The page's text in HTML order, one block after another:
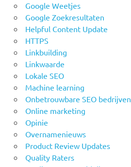
Google Weetjes
Google Zoekresultaten
Helpful Content Update
HTTPS
Linkbuilding
Linkwaarde
Lokale SEO
Machine learning
Onbetrouwbare SEO bedrijven
Online marketing
Opinie
Overnamenieuws
Product Review Updates
Quality Raters